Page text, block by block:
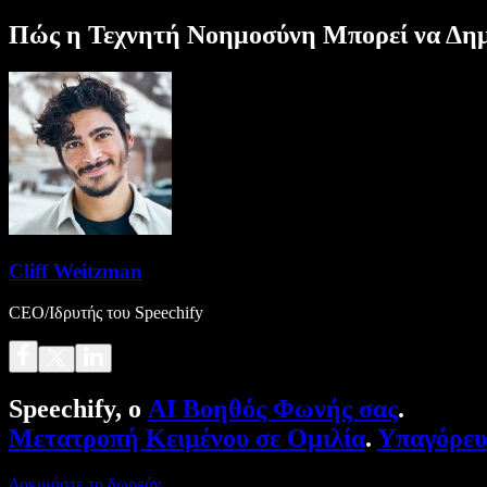
Πώς η Τεχνητή Νοημοσύνη Μπορεί να
Cliff Weitzman
CEO/Ιδρυτής του Speechify
Speechify, ο AI Βοηθός Φωνής σας.
Μετατροπή Κειμένου σε Ομιλία.